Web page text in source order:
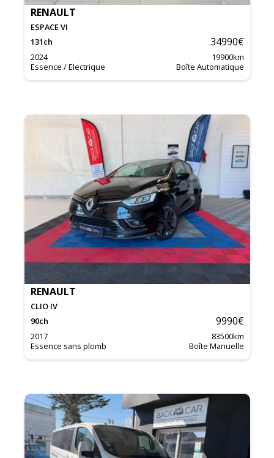
RENAULT
ESPACE VI
131ch 34990€
2024 19900km
Essence / Electrique
Boîte Automatique
RENAULT
CLIO IV
90ch 9990€
2017 83500km
Essence sans plomb
Boîte Manuelle